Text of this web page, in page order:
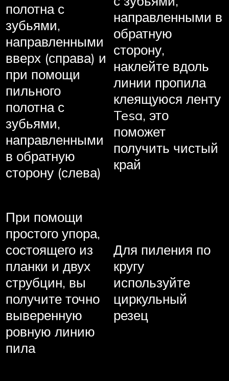
полотна с
зубьями,
направленными
вверх (справа) и
при помощи
пильного
полотна с
зубьями,
направленными
в обратную
сторону (слева)
направленными в
обратную
сторону,
наклейте вдоль
линии пропила
клеящуюся ленту
Tesa, это
поможет
получить чистый
край
При помощи
простого упора,
состоящего из
планки и двух
струбцин, вы
получите точно
выверенную
ровную линию
пила
Для пиления по
кругу
используйте
циркульный
резец